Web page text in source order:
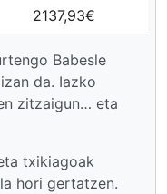
2137,93€
Babesle
da. Iazko
zitzaigun… eta
txikiagoak
hori gertatzen.